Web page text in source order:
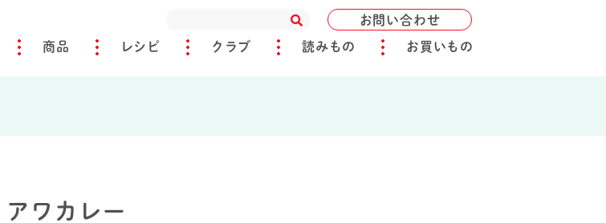
お問い合わせ
商品 レシピ クラブ 読みもの お買いもの
アワカレー